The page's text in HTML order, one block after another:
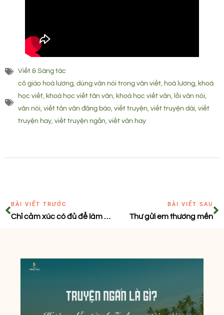
Viết & Sáng tác
cô giáo hoà lương, dùng văn nói trong văn viết, hoà lương, khoá
học viết, khoá học viết tản văn, khoá học viết văn, lỗi văn nói,
văn nói, viết tản văn đăng báo, viết truyện, viết truyện dài, viết
truyện hay, viết truyện ngắn, viết văn hay
BÀI VIẾT TRƯỚC
Chỉ cảm xúc có đủ để làm nên phong cách viết?
BÀI VIẾT SAU
Thư gửi em thương mến